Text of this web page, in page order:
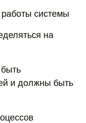
системы
на
и должны быть